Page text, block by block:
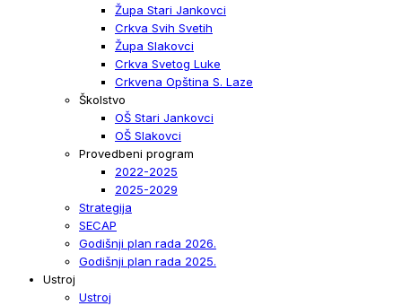
Župa Stari Jankovci
Crkva Svih Svetih
Župa Slakovci
Crkva Svetog Luke
Crkvena Opština S. Laze
Školstvo
OŠ Stari Jankovci
OŠ Slakovci
Provedbeni program
2022-2025
2025-2029
Strategija
SECAP
Godišnji plan rada 2026.
Godišnji plan rada 2025.
Ustroj
Ustroj